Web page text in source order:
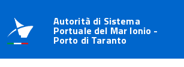
Autorità di Sistema
Portuale del Mar Ionio -
Porto di Taranto